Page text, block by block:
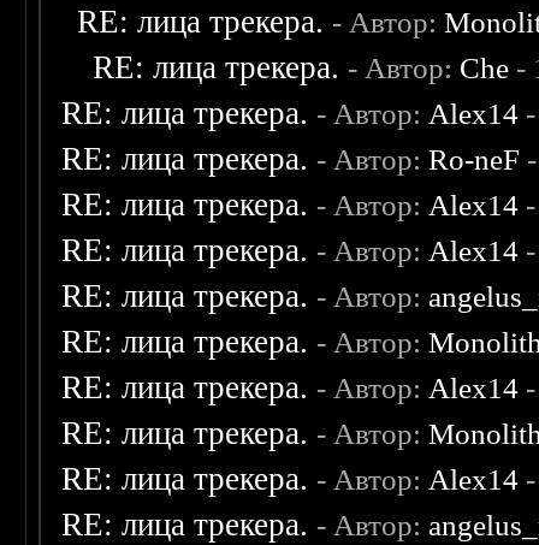
RE: лица трекера. - Автор:
RE: лица трекера. - Автор: Che -
RE: лица трекера. - Автор: Alex14
RE: лица трекера. - Автор:Ro-neF
RE: лица трекера. - Автор: Alex14
RE: лица трекера. - Автор: Alex14
RE: лица трекера. - Автор:
RE: лица трекера. - Автор:
RE: лица трекера. - Автор: Alex14
RE: лица трекера. - Автор:
RE: лица трекера. - Автор: Alex14
RE: лица трекера. - Автор: